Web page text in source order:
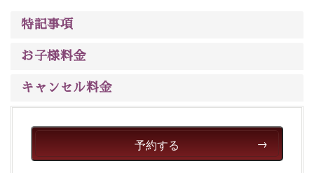
※男性大浴場までのご移動には階段がございます。 予め
ご了承のほどお願いいたします。
■貸切温泉風呂 （40分2000円）
眺望はございませんが、源泉掛け流しの温泉の質を楽し
トな空間をお愉しみください。
特記事項
お子様料金
キャンセル料金
予約する